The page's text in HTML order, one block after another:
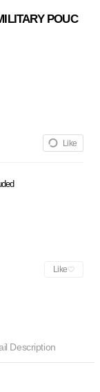
POUC
Like
Like
Description